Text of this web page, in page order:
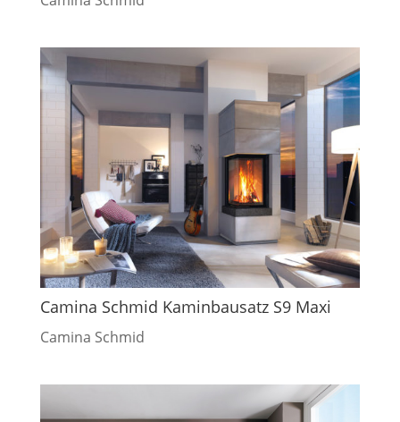
Camina Schmid Kaminbausatz S9 Maxi
Camina Schmid